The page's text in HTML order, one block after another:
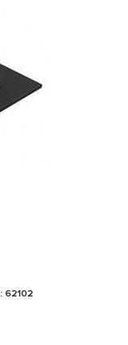
62102